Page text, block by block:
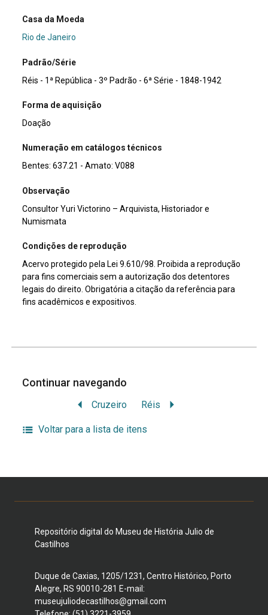
Casa da Moeda
Rio de Janeiro
Padrão/Série
Réis - 1ª República - 3º Padrão - 6ª Série - 1848-1942
Forma de aquisição
Doação
Numeração em catálogos técnicos
Bentes: 637.21 - Amato: V088
Observação
Consultor Yuri Victorino – Arquivista, Historiador e
Numismata
Condições de reprodução
Acervo protegido pela Lei 9.610/98. Proibida a reprodução
para fins comerciais sem a autorização dos detentores
legais do direito. Obrigatória a citação da referência para
fins acadêmicos e expositivos.
Continuar navegando
Cruzeiro Réis
Voltar para a lista de itens
Repositório digital do Museu de História Julio de
Castilhos
Duque de Caxias, 1205/1231, Centro Histórico, Porto
Alegre, RS 90010-281 E-mail:
museujuliodecastilhos@gmail.com